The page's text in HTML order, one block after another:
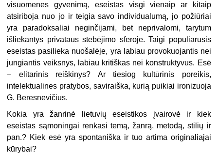
visuomenes gyvenimą, eseistas visgi vienaip ar kitaip
atsiriboja nuo jo ir teigia savo individualumą, jo požiūriai
yra paradoksaliai neginčijami, bet neprivalomi, tarytum
išliekantys privataus stebėjimo sferoje. Taigi populiarusis
eseistas pasilieka nuošalėje, yra labiau provokuojantis nei
jungiantis veiksnys, labiau kritiškas nei konstruktyvus. Esė
– elitarinis reiškinys? Ar tiesiog kultūrinis poreikis,
intelektualines pratybos, saviraiška, kurią puikiai ironizuoja
G. Beresnevičius.
Kokia yra žanrinė lietuvių eseistikos įvairovė ir kiek
eseistas sąmoningai renkasi temą, žanrą, metodą, stilių ir
pan.? Kiek esė yra spontaniška ir tuo artima originaliajai
kūrybai?